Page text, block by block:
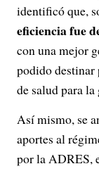
identificó que,
eficiencia fue
con una mejor
podido destinar
de salud para la
Así mismo, se
aportes al
por la ADRES,